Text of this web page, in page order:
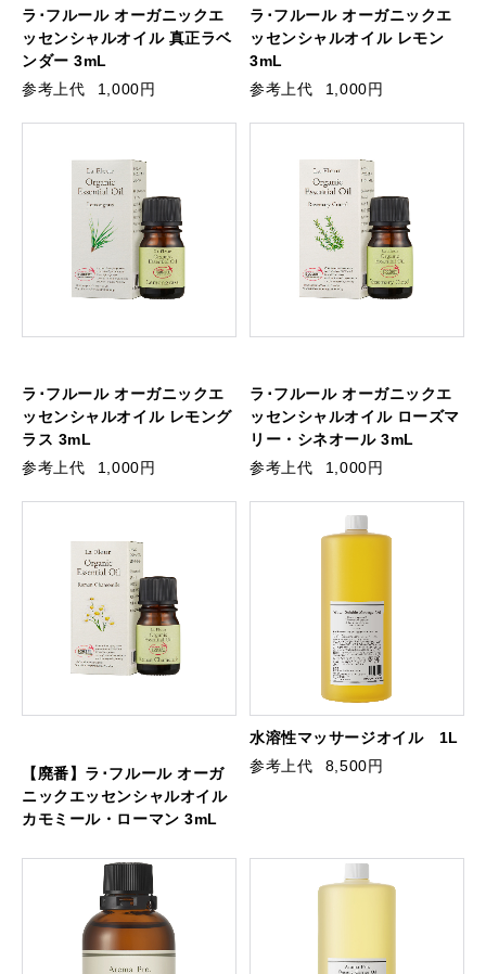
ラ･フルール オーガニックエ
ッセンシャルオイル 真正ラベ
ンダー 3mL
参考上代
1,000円
ラ･フルール オーガニックエ
ッセンシャルオイル レモン
3mL
参考上代
1,000円
ラ･フルール オーガニックエ
ッセンシャルオイル レモング
ラス 3mL
参考上代
1,000円
ラ･フルール オーガニックエ
ッセンシャルオイル ローズマ
リー・シネオール 3mL
参考上代
1,000円
【廃番】ラ･フルール オーガ
ニックエッセンシャルオイル
カモミール・ローマン 3mL
水溶性マッサージオイル 1L
参考上代
8,500円